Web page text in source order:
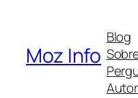
Moz Info
Blog